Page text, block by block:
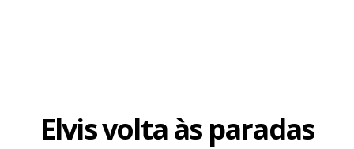
Elvis volta às paradas